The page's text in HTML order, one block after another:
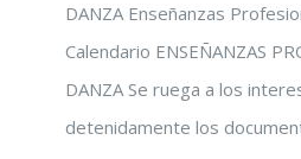
DANZA Enseñanzas
Calendario ENSEÑANZAS
DANZA Se ruega a los
detenidamente los